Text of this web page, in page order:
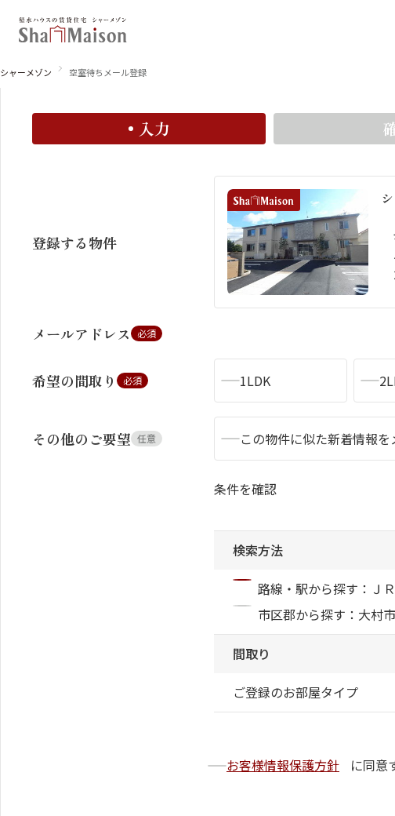
関東
中国・四国 九州
シャーメゾンセレクション ルー
ShaMaison STYLE
シャーメゾン 空室待ちメール登録
空室お知らせメール登録
空室お知らせメールに登録すると、この物件の空室情報をい
入力
登録する物件
メールアドレス 必須
希望の間取り 必須 1LDK
その他のご要望 任意 この物件に似た新着情報
条件を確認
検索方法
路線・駅から探す：Ｊ
市区郡から探す：大村市
間取り
ご登録のお部屋タイプ
お客様情報保護方針 に同意